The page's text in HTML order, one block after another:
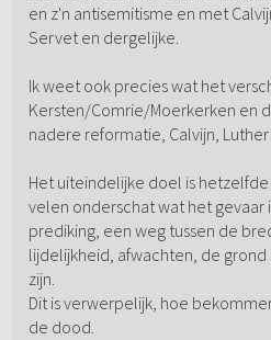
en z'n antisemitisme en met
Servet en dergelijke.
Ik weet ook precies wat het
Kersten/Comrie/Moerkerken en
nadere reformatie, Calvijn,
Het uiteindelijke doel is
velen onderschat wat het gevaar
prediking, een weg tussen de
lijdelijkheid, afwachten, de
zijn.
Dit is verwerpelijk, hoe
de dood.